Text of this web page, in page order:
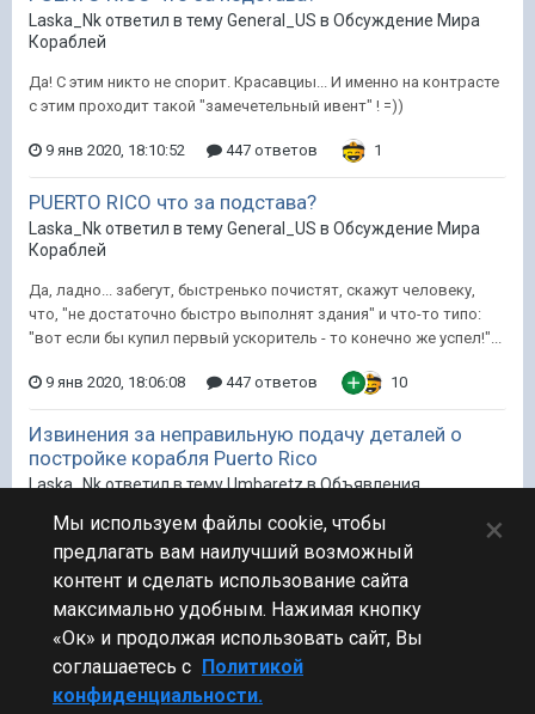
Laska_Nk ответил в тему General_US в Обсуждение Мира
Кораблей
Да! С этим никто не спорит. Красавциы... И именно на контрасте
с этим проходит такой "замечетельный ивент" ! =))
9 янв 2020, 18:10:52 447 ответов 1
PUERTO RICO что за подстава?
Laska_Nk ответил в тему General_US в Обсуждение Мира
Кораблей
Да, ладно... забегут, быстренько почистят, скажут человеку,
что, "не достаточно быстро выполнят здания" и что-то типо:
"вот если бы купил первый ускоритель - то конечно же успел!"...
9 янв 2020, 18:06:08 447 ответов 10
Извинения за неправильную подачу деталей о
постройке корабля Puerto Rico
Laska_Nk ответил в тему Umbaretz вОбъявления
А ты не дерзи. У человека хотя-бы жизнь есть. Тебя этот факт
раздражает? =))
16 дек 2019, 08:25:15 2 475 ответов
Стиль
Мы используем файлы cookie, чтобы
предлагать вам наилучший возможный
контент и сделать использование сайта
максимально удобным. Нажимая кнопку
«Ок» и продолжая использовать сайт, Вы
соглашаетесь с Политикой
конфиденциальности.
×